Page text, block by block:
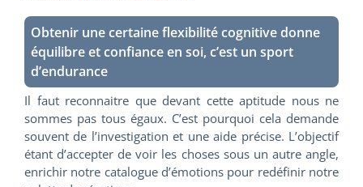
Obtenir une certaine flexibilité cognitive donne
équilibre et confiance en soi, c’est un sport
d’endurance
Il faut reconnaitre que devant cette aptitude nous ne
sommes pas tous égaux. C’est pourquoi cela demande
souvent de l’investigation et une aide précise. L’objectif
étant d’accepter de voir les choses sous un autre angle,
enrichir notre catalogue d’émotions pour redéfinir notre